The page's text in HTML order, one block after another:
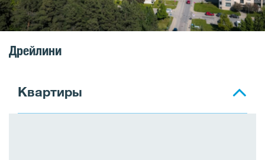
Дрейлини
Квартиры